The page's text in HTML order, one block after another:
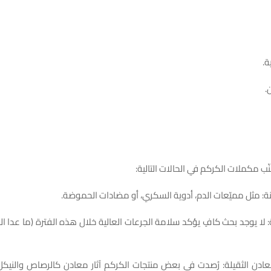
مكملات الكركم في الحالات التالية:
مثل مميّعات الدم، أدوية السكري، أو مضادات الحموضة.
لا يوجد بحث كافٍ يؤكد سلامة الجرعات العالية خلال هذه الفترة (ما عدا
الثقيلة: رُصدت في بعض منتجات الكركم آثار معادن كالرصاص